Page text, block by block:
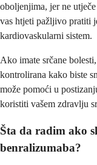
oboljenjima, jer ne
vas htjeti pažljivo pratiti
kardiovaskularni sistem.
Ako imate srčane
kontrolirana kako biste
može pomoći u
koristiti vašem zdravlju
Šta da radim ako
benralizumaba?